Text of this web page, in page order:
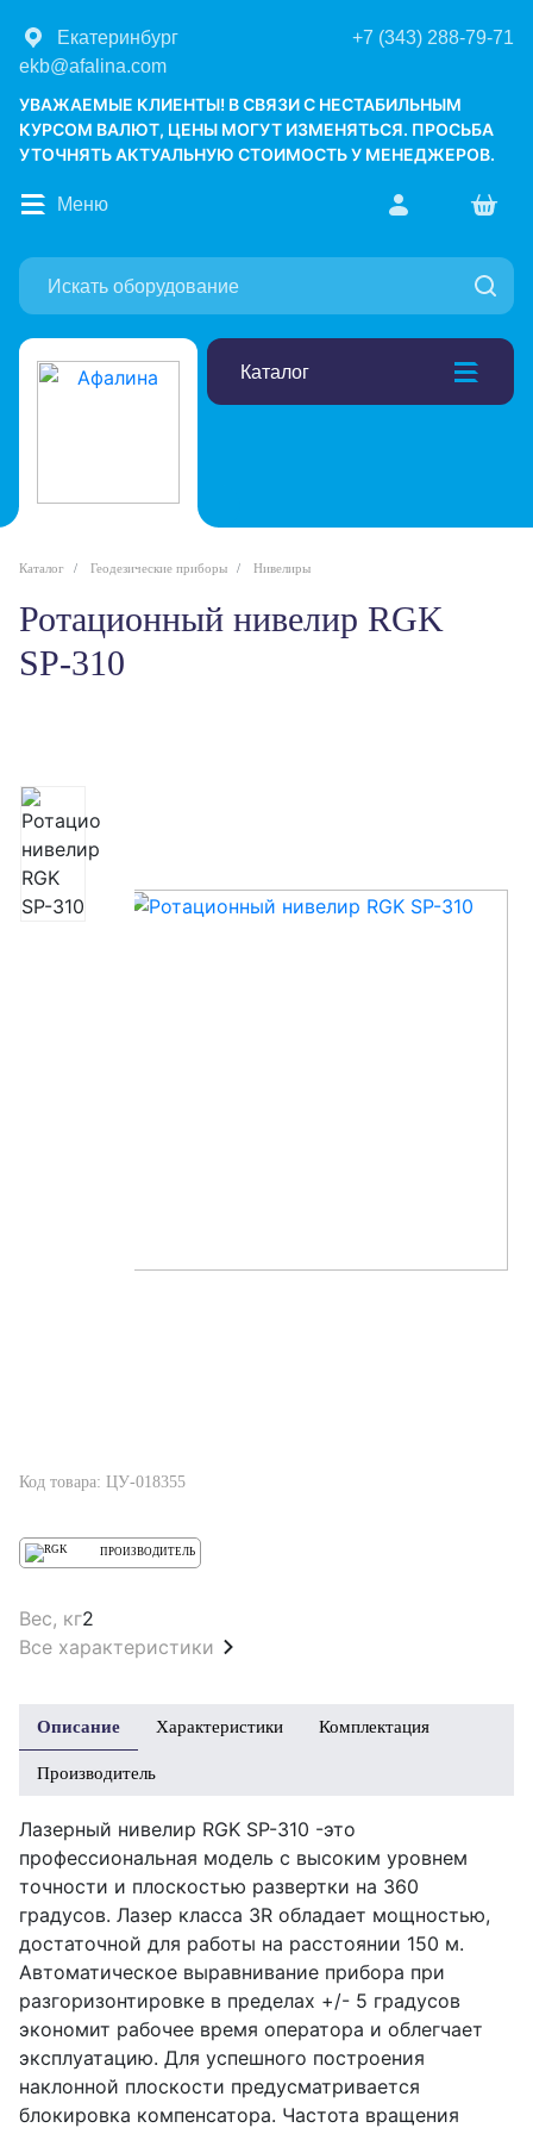
Екатеринбург
+7 (343) 288-79-71
ekb@afalina.com
УВАЖАЕМЫЕ КЛИЕНТЫ! В СВЯЗИ С НЕСТАБИЛЬНЫМ
КУРСОМ ВАЛЮТ, ЦЕНЫ МОГУТ ИЗМЕНЯТЬСЯ. ПРОСЬБА
УТОЧНЯТЬ АКТУАЛЬНУЮ СТОИМОСТЬ У МЕНЕДЖЕРОВ.
Каталог
Меню
Каталог Геодезические приборы Нивелиры
Ротационный нивелир RGK
SP-310
Код товара: ЦУ-018355
ПРОИЗВОДИТЕЛЬ
Вес, кг2
Все характеристики
Описание Характеристики Комплектация
Производитель
Лазерный нивелир RGK SP-310 -это
профессиональная модель с высоким уровнем
точности и плоскостью развертки на 360
градусов. Лазер класса 3R обладает мощностью,
достаточной для работы на расстоянии 150 м.
Автоматическое выравнивание прибора при
разгоризонтировке в пределах +/- 5 градусов
экономит рабочее время оператора и облегчает
эксплуатацию. Для успешного построения
наклонной плоскости предусматривается
блокировка компенсатора. Частота вращения